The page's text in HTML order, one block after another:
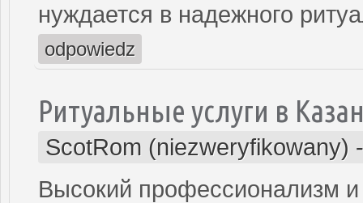
нуждается в надежного
odpowiedz
Ритуальные услуги в
ScotRom (niezweryfikowany)
Высокий профессионализм и